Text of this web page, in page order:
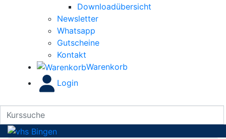
Downloadübersicht
Newsletter
Whatsapp
Gutscheine
Kontakt
Warenkorb
Login